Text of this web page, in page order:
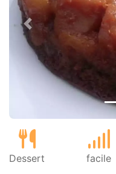
Précédent
Dessert facile